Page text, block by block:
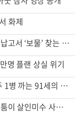
참사 영상 공개
화제
74m짜리 보잉777, 화물기 변신…격납고서 ‘보물’ 찾는 인천공항
명 플랜 상실 위기
“술에 이것 한방울 넣어라” 매일 소주 1병 까는 91세의 철칙